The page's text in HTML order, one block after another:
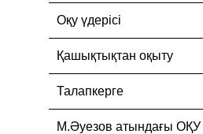
Оқу үдерісі
Қашықтықтан оқыту
Талапкерге
М.Әуезов атындағы